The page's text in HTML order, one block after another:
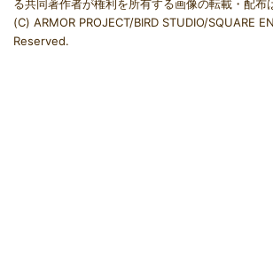
る共同著作者が権利を所有する画像の転載・配布
(C) ARMOR PROJECT/BIRD STUDIO/SQUARE
Reserved.